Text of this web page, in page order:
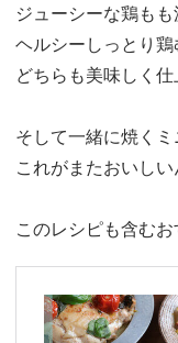
ジューシーな鶏もも
ヘルシーしっとり鶏
どちらも美味しく
そして一緒に焼くミ
これがまたおいし
このレシピも含む